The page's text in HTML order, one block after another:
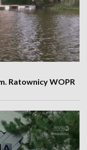
Ratownicy WOPR